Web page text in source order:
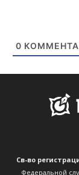
0
Св-во
Федеральной